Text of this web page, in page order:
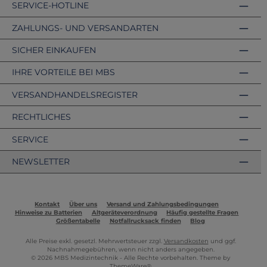
SERVICE-HOTLINE
ZAHLUNGS- UND VERSANDARTEN
VERSANDHANDELSREGISTER
SICHER EINKAUFEN
IHRE VORTEILE BEI MBS
RECHTLICHES
SERVICE
NEWSLETTER
Kontakt Über uns
Versand und Zahlungsbedingungen
Hinweise zu Batterien
Altgeräteverordnung
Häufig gestellte Fragen
Größentabelle
Notfallrucksack finden Blog
Alle Preise exkl. gesetzl. Mehrwertsteuer zzgl. Versandkosten und ggf.
Nachnahmegebühren, wenn nicht anders angegeben.
© 2026 MBS Medizintechnik - Alle Rechte vorbehalten. Theme by